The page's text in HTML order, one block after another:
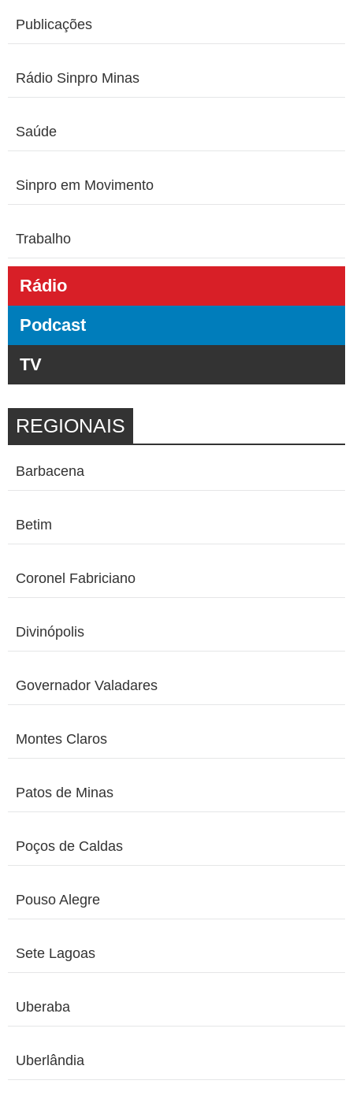
Publicações
Rádio Sinpro Minas
Saúde
Sinpro em Movimento
Trabalho
Rádio
Podcast
TV
REGIONAIS
Barbacena
Betim
Coronel Fabriciano
Divinópolis
Governador Valadares
Montes Claros
Patos de Minas
Poços de Caldas
Pouso Alegre
Sete Lagoas
Uberaba
Uberlândia